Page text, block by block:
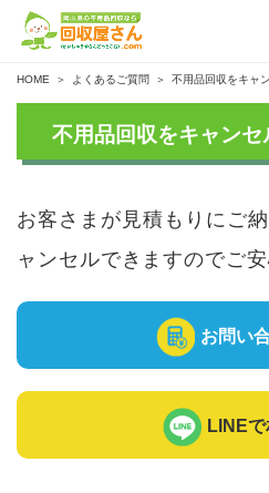
HOME よくあるご質問 不用品回収をキャ
不用品回収をキャンセ
お客さまが見積もりにご
ャンセルできますのでご安
お問い
LINE